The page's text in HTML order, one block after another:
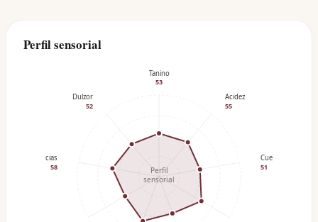
Perfil sensorial
Tanino
53
Acidez
55
Cuerpo
51
Especias
58
Dulzor
52
Perfil
sensorial